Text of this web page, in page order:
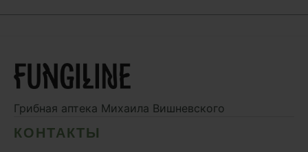
Грибная аптека Михаила Вишневского
КОНТАКТЫ